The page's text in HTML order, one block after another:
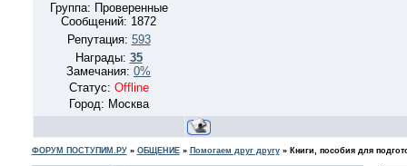
Группа: Проверенные
Сообщений: 1872
Репутация: 593
Награды: 35
Замечания: 0%
Статус: Offline
Город: Москва
ФОРУМ ПОСТУПИМ.РУ» ОБЩЕНИЕ» Помогаем друг другу» Книги, пособия для